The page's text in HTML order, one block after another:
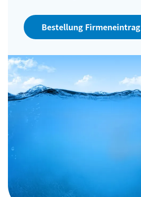
Bestellung Firmeneintrag